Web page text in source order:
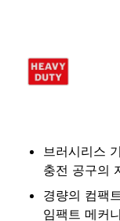
브러시리스
충전 공구의
경량의 컴팩
임팩트 메커